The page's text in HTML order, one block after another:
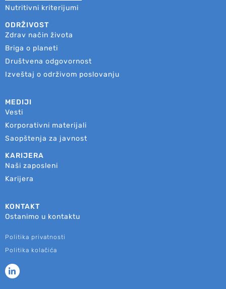
Nutritivni kriterijumi
ODRŽIVOST
Zdrav način života
Briga o planeti
Društvena odgovornost
Izveštaj o održivom poslovanju
MEDIJI
Vesti
Korporativni materijali
Saopštenja za javnost
KARIJERA
Naši zaposleni
Karijera
KONTAKT
Ostanimo u kontaktu
Politika privatnosti
Politika kolačića